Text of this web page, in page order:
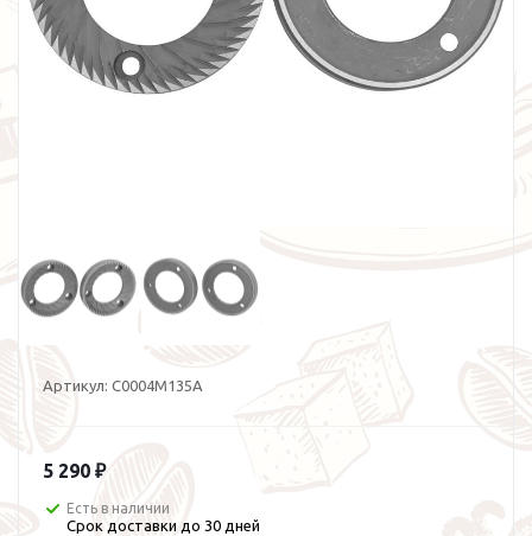
Артикул: C0004M135A
5 290 ₽
Есть в наличии
Срок доставки до 30 дней